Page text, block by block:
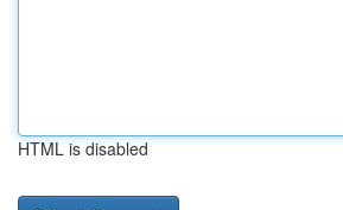
HTML is disabled